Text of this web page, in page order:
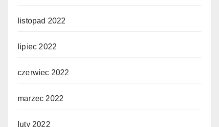
listopad 2022
lipiec 2022
czerwiec 2022
marzec 2022
luty 2022